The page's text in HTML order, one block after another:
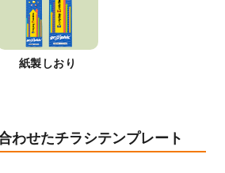
紙製しおり
わせたチラシテンプレート